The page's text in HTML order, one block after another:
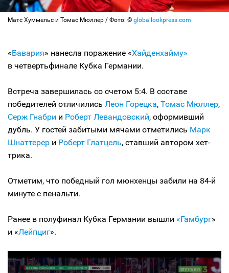
Матс Хуммельс и Томас Мюллер / Фото: © globallookpress.com
«Бавария» нанесла поражение «Хайденхайму»
в четвертьфинале Кубка Германии.
Встреча завершилась со счетом 5:4. В составе
победителей отличились Леон Горецка, Томас Мюллер,
Серж Гнабри и Роберт Левандовский, оформивший
дубль. У гостей забитыми мячами отметились Марк
Шнаттерер и Роберт Глатцель, ставший автором хет-
трика.
Отметим, что победный гол мюнхенцы забили на 84-й
минуте с пенальти.
Ранее в полуфинал Кубка Германии вышли «Гамбург»
и «Лейпциг».